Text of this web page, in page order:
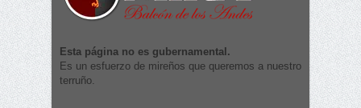
Esta página no es gubernamental.
Es un esfuerzo de mireños que queremos a nuestro
terruño.